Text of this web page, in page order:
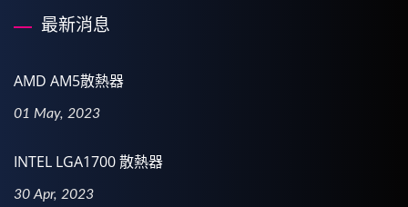
最新消息
AMD AM5散熱器
01 May, 2023
INTEL LGA1700 散熱器
30 Apr, 2023